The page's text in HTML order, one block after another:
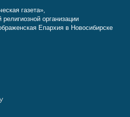
газета»,
организации
Епархия в Новосибирске